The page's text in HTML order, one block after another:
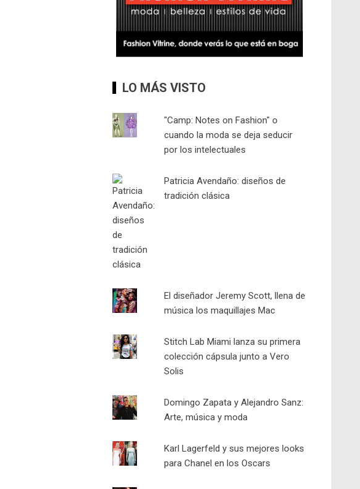
LO MÁS VISTO
"Camp: Notes on Fashion" o
cuando la moda se deja seducir
por los intelectuales
Patricia Avendaño: diseños de
tradición clásica
El diseñador Jeremy Scott, llena de
música los maquillajes Mac
Stitch Lab Miami lanza su primera
colección cápsula junto a Vero
Solis
Domingo Zapata y Alejandro Sanz:
Arte, música y moda
Karl Lagerfeld y sus mejores looks
para Chanel en los Oscars